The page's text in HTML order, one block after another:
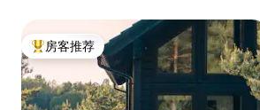
热门「房客推荐」
房客推荐